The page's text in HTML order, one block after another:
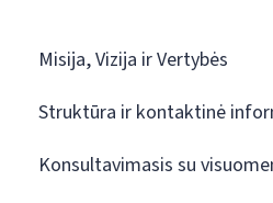
Misija, Vizija ir Vertybės
Struktūra ir kontaktinė
Konsultavimasis su